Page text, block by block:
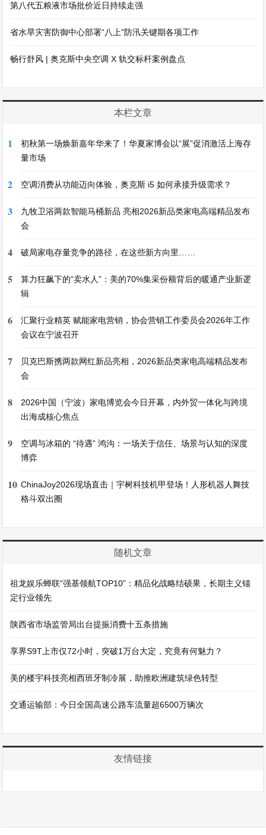
第八代五粮液市场批价近日持续走强
省水旱灾害防御中心部署“八上”防汛关键期各项工作
畅行舒风 | 奥克斯中央空调 X 轨交标杆案例盘点
本栏文章
1
初秋第一场焕新嘉年华来了！华夏家博会以“展”促消激活上海存
量市场
2 空调消费从功能迈向体验，奥克斯 i5 如何承接升级需求？
3
九牧卫浴两款智能马桶新品 亮相2026新品类家电高端精品发布
会
4 破局家电存量竞争的路径，在这些新方向里……
5
算力狂飙下的“卖水人”：美的70%集采份额背后的暖通产业新逻
辑
6
汇聚行业精英 赋能家电营销，协会营销工作委员会2026年工作
会议在宁波召开
7
贝克巴斯携两款网红新品亮相，2026新品类家电高端精品发布
会
8
2026中国（宁波）家电博览会今日开幕，内外贸一体化与跨境
出海成核心焦点
9
空调与冰箱的 “待遇” 鸿沟：一场关于信任、场景与认知的深度
博弈
10 ChinaJoy2026现场直击｜宇树科技机甲登场！人形机器人舞技
格斗双出圈
随机文章
祖龙娱乐蝉联“强基领航TOP10”：精品化战略结硕果，长期主义锚
定行业领先
陕西省市场监管局出台提振消费十五条措施
享界S9T上市仅72小时，突破1万台大定，究竟有何魅力？
美的楼宇科技亮相西班牙制冷展，助推欧洲建筑绿色转型
交通运输部：今日全国高速公路车流量超6500万辆次
友情链接